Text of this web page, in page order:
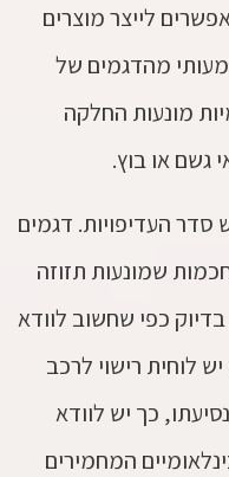
לייצר מוצרים
מהדגמים של
מונעות החלקה
גשם או בוץ.
העדיפויות. דגמים
שמונעות תזוזה
כפי שחשוב לוודא
לוחית רישוי לרכב
כך יש לוודא
המחמירים